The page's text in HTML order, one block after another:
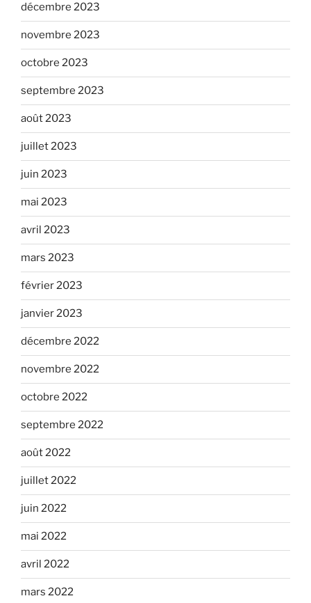
décembre 2023
novembre 2023
octobre 2023
septembre 2023
août 2023
juillet 2023
juin 2023
mai 2023
avril 2023
mars 2023
février 2023
janvier 2023
décembre 2022
novembre 2022
octobre 2022
septembre 2022
août 2022
juillet 2022
juin 2022
mai 2022
avril 2022
mars 2022